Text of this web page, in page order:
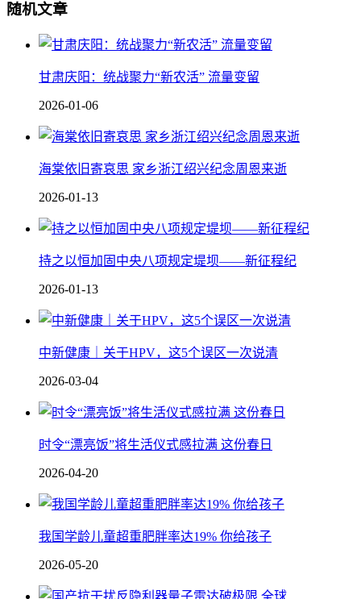
随机文章
甘肃庆阳：统战聚力“新农活” 流量变留
2026-01-06
海棠依旧寄哀思 家乡浙江绍兴纪念周恩来逝
2026-01-13
持之以恒加固中央八项规定堤坝——新征程纪
2026-01-13
中新健康｜关于HPV，这5个误区一次说清
2026-03-04
时令“漂亮饭”将生活仪式感拉满 这份春日
2026-04-20
我国学龄儿童超重肥胖率达19% 你给孩子
2026-05-20